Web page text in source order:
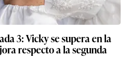
3: Vicky se supera en la
respecto a la segunda